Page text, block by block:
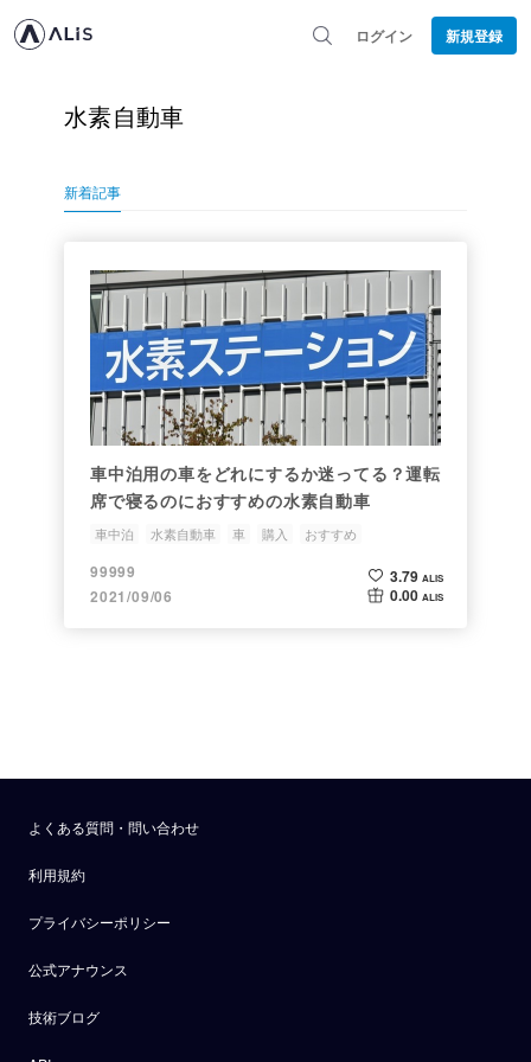
ログイン 新規登録
水素自動車
新着記事
車中泊用の車をどれにするか迷ってる？運転
席で寝るのにおすすめの水素自動車
車中泊 水素自動車 車 購入 おすすめ
99999
2021/09/06
3.79 ALIS
0.00 ALIS
よくある質問・問い合わせ
利用規約
プライバシーポリシー
公式アナウンス
技術ブログ